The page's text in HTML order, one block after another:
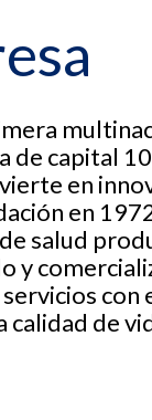
de capital
en
en
salud
y
con
calidad de